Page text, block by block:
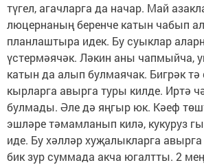
түгел, агачларга да начар. Май
люцернаның беренче катын чабып
планлаштыра идек. Бу суыклар
үстермәячәк. Ләкин аны чапмыйча,
катын да алып булмаячак. Бигрәк
кырларга авырга туры килде. Иртә
булмады. Әле дә яңгыр юк. Кәеф
эшләре тәмамланып килә, кукуруз
иде. Бу хәлләр хуҗалыкларга
бик зур суммада акча югалтты. 2 мең